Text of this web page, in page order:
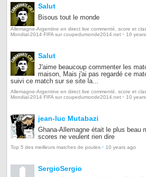
Salut
Bisous tout le monde
Allemagne-Argentine en direct live commenté, score et
Mondial-2014 FIFA sur coupedumonde2014.net · 10
Salut
J'aime beaucoup commenter les
maison, Mais j'ai pas regardé ce
suivi ce match sur se site la...
Allemagne-Argentine en direct live commenté, score et
Mondial-2014 FIFA sur coupedumonde2014.net · 10
jean-luc Mutabazi
Ghana-Allemagne était le plus beau
scores ne veulent rien dire
Top 5 des meilleurs matches de poules · 10 years ago
SergioSergio